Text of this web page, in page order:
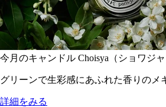
今月のキャンドル Choisya（ショワジャ
グリーンで生彩感にあふれた香りのメ
詳細をみる